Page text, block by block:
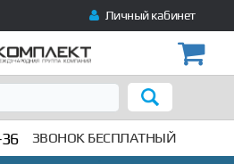
Личный кабинет
ЗВОНОК БЕСПЛАТНЫЙ